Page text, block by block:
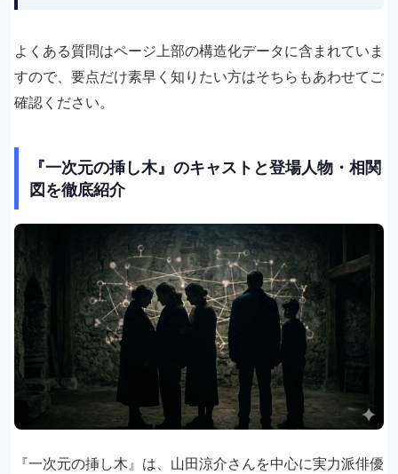
よくある質問はページ上部の構造化データに含まれていま
すので、要点だけ素早く知りたい方はそちらもあわせてご
確認ください。
『一次元の挿し木』のキャストと登場人物・相関
図を徹底紹介
『一次元の挿し木』は、山田涼介さんを中心に実力派俳優